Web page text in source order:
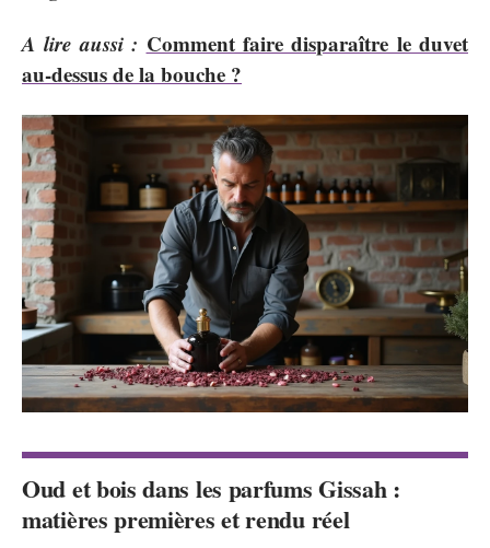
A lire aussi : Comment faire disparaître le duvet
au-dessus de la bouche ?
Oud et bois dans les parfums Gissah :
matières premières et rendu réel